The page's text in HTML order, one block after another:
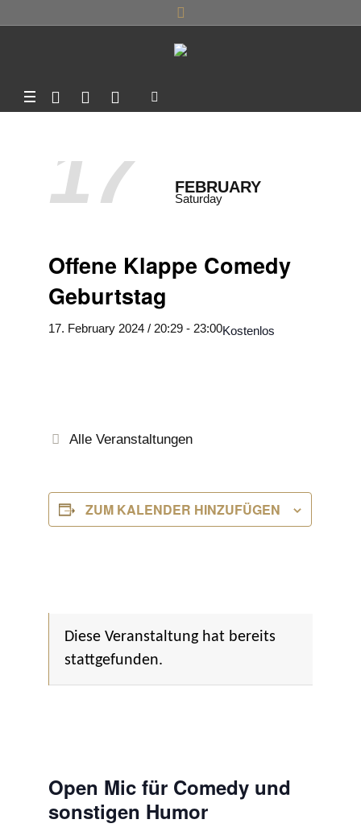
17 FEBRUARY
Saturday
Offene Klappe Comedy
Geburtstag
17. February 2024 / 20:29 - 23:00Kostenlos
Alle Veranstaltungen
ZUM KALENDER HINZUFÜGEN
Diese Veranstaltung hat bereits
stattgefunden.
Open Mic für Comedy und
sonstigen Humor